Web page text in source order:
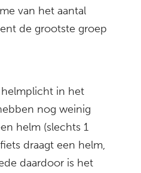
van het aantal
de grootste groep
in het
nog weinig
helm (slechts 1
draagt een helm,
daardoor is het